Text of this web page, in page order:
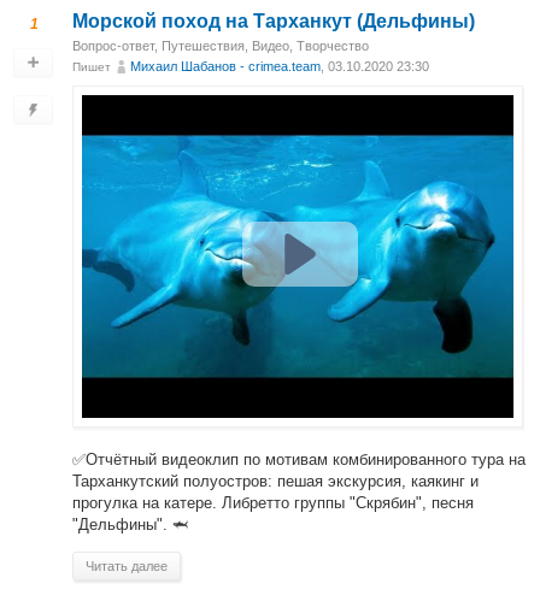
1 Морской поход на Тарханкут (Дельфины)
Вопрос-ответ, Путешествия Видео Творчество
Пишет Михаил Шабанов - crimea.team , 03.10.2020 23:30
✅Отчётный видеоклип по мотивам комбинированного тура на
Тарханкутский полуостров: пешая экскурсия, каякинг и
прогулка на катере. Либретто группы "Скрябин", песня
"Дельфины". 🦈
Читать далее